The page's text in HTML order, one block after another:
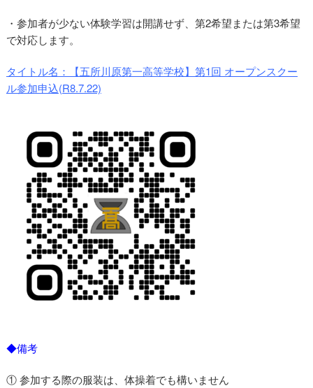
・参加者が少ない体験学習は開講せず、第2希望または第3希望
で対応します。
タイトル名：【五所川原第一高等学校】第1回 オープンスクー
ル参加申込(R8.7.22)
◆備考
① 参加する際の服装は、体操着でも構いません